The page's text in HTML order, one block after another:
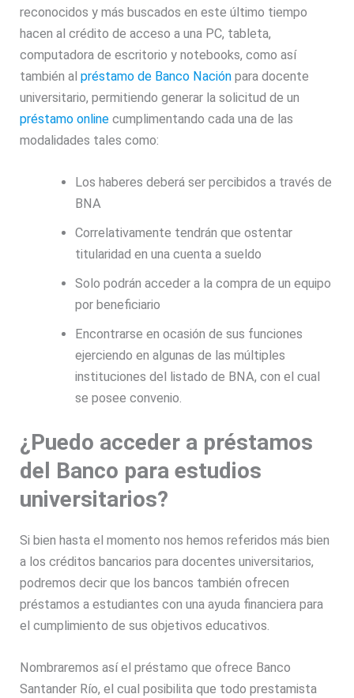
reconocidos y más buscados en este último tiempo
hacen al crédito de acceso a una PC, tableta,
computadora de escritorio y notebooks, como así
también alpréstamo de Banco Naciónpara docente
universitario, permitiendo generar la solicitud de un
préstamo online cumplimentando cada una de las
modalidades tales como:
Los haberes deberá ser percibidos a través de
BNA
Correlativamente tendrán que ostentar
titularidad en una cuenta a sueldo
Solo podrán acceder a la compra de un equipo
por beneficiario
Encontrarse en ocasión de sus funciones
ejerciendo en algunas de las múltiples
instituciones del listado de BNA, con el cual
se posee convenio.
¿Puedo acceder a préstamos
del Banco para estudios
universitarios?
Si bien hasta el momento nos hemos referidos más bien
a los créditos bancarios para docentes universitarios,
podremos decir que los bancos también ofrecen
préstamos a estudiantes con una ayuda financiera para
el cumplimiento de sus objetivos educativos.
Nombraremos así el préstamo que ofrece Banco
Santander Río, el cual posibilita que todo prestamista